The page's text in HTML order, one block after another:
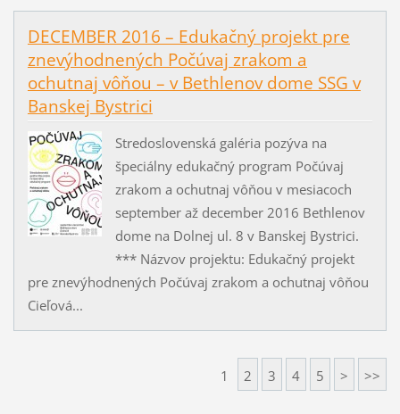
DECEMBER 2016 – Edukačný projekt pre
znevýhodnených Počúvaj zrakom a
ochutnaj vôňou – v Bethlenov dome SSG v
Banskej Bystrici
Stredoslovenská galéria pozýva na
špeciálny edukačný program Počúvaj
zrakom a ochutnaj vôňou v mesiacoch
september až december 2016 Bethlenov
dome na Dolnej ul. 8 v Banskej Bystrici.
*** Názvov projektu: Edukačný projekt
pre znevýhodnených Počúvaj zrakom a ochutnaj vôňou
Cieľová...
1 2 3 4 5 > >>